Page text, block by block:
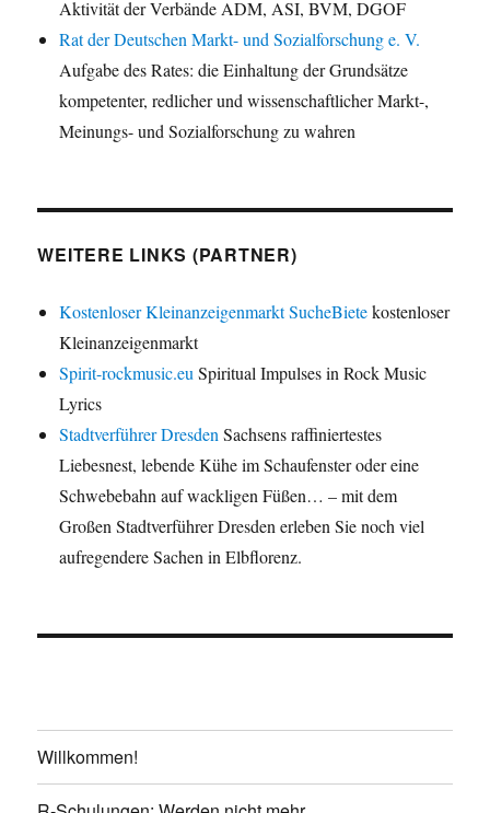
Aktivität der Verbände ADM, ASI, BVM, DGOF
Rat der Deutschen Markt- und Sozialforschung e. V.
Aufgabe des Rates: die Einhaltung der Grundsätze
kompetenter, redlicher und wissenschaftlicher Markt-,
Meinungs- und Sozialforschung zu wahren
WEITERE LINKS (PARTNER)
Kostenloser Kleinanzeigenmarkt SucheBietekostenloser
Kleinanzeigenmarkt
Spirit-rockmusic.eu Spiritual Impulses in Rock Music
Lyrics
Stadtverführer Dresden Sachsens raffiniertestes
Liebesnest, lebende Kühe im Schaufenster oder eine
Schwebebahn auf wackligen Füßen… – mit dem
Großen Stadtverführer Dresden erleben Sie noch viel
aufregendere Sachen in Elbflorenz.
Willkommen!